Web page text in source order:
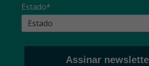
Estado*
Assinar